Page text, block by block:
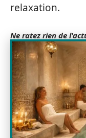
relaxation.
Ne ratez rien de